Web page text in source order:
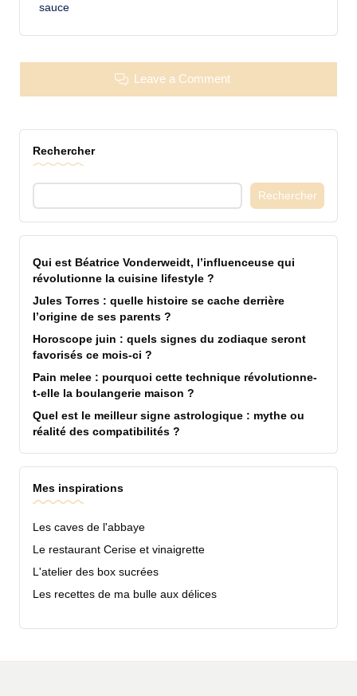
sauce
Leave a Comment
Rechercher
Rechercher
Qui est Béatrice Vonderweidt, l’influenceuse qui
révolutionne la cuisine lifestyle ?
Jules Torres : quelle histoire se cache derrière
l’origine de ses parents ?
Horoscope juin : quels signes du zodiaque seront
favorisés ce mois-ci ?
Pain melee : pourquoi cette technique révolutionne-
t-elle la boulangerie maison ?
Quel est le meilleur signe astrologique : mythe ou
réalité des compatibilités ?
Mes inspirations
Les caves de l'abbaye
Le restaurant Cerise et vinaigrette
L'atelier des box sucrées
Les recettes de ma bulle aux délices